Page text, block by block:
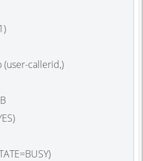
)
(user-callerid,)
=BUSY)